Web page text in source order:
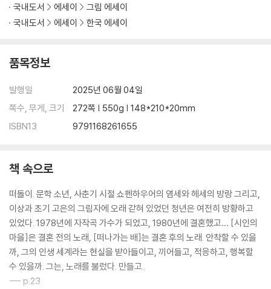
발문 - 독학과 불계공졸 (유홍준 명지대 석좌교수, 前 문화재청장)
국내도서
에세이
그림 에세이
국내도서
에세이 한국 에세이
품목정보
발행일
2025년 06월 04일
쪽수, 무게, 크기
272쪽 | 550g | 148*210*20mm
ISBN13
9791168261655
책 속으로
떠돌이. 문학 소년, 사춘기 시절 쇼펜하우어의 염세와 헤세의 방랑 그리고,
이상과 초기 고은의 그림자에 오래 갇혀 있었던 청년은 여전히 방황하고
있었다. 1978년에 자작곡 가수가 되었고, 1980년에 결혼했고… [시인의
마을]은 결혼 전의 노래, [떠나가는 배]는 결혼 후의 노래. 안착할 수 있을
까, 그의 인생 세계라는 현실을 받아들이고, 끼어들고, 적응하고, 행복할
수 있을까. 그는, 노래를 불렀다. 만들고..
--- p.23